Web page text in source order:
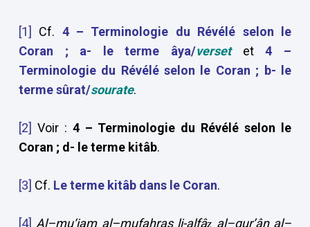
[1] Cf. 4 – Terminologie du Révélé selon le
Coran ; a- le terme âya/versetet4 –
Terminologie du Révélé selon le Coran ; b- le
terme sûrat/sourate.
[2] Voir : 4 – Terminologie du Révélé selon le
Coran ; d- le terme kitâb.
[3] Cf. Le terme kitâb dans le Coran.
[4] Al–mu‘jam al–mufahras li-alfâẓ al–qur’ân al–